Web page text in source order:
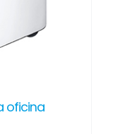
oficina